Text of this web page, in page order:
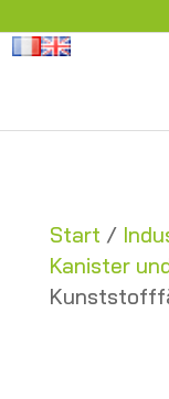
Start /
Kanister